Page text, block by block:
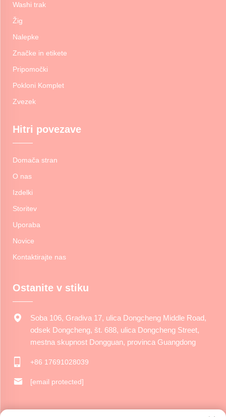
Washi trak
Žig
Nalepke
Značke in etikete
Pripomočki
Pokloni Komplet
Zvezek
Hitri povezave
Domača stran
O nas
Izdelki
Storitev
Uporaba
Novice
Kontaktirajte nas
Ostanite v stiku
Soba 106, Gradiva 17, ulica Dongcheng Middle Road,
odsek Dongcheng, št. 688, ulica Dongcheng Street,
mestna skupnost Dongguan, provinca Guangdong
+86 17691028039
[email protected]